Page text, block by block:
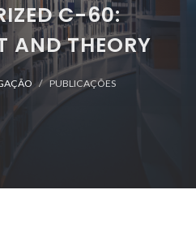
C-60:
AND THEORY
PUBLICAÇÕES